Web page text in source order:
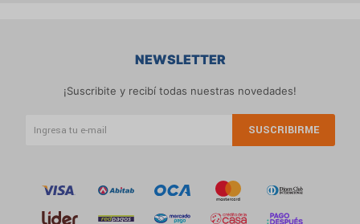
NEWSLETTER
¡Suscribite y recibí todas nuestras novedades!
SUSCRIBIRME